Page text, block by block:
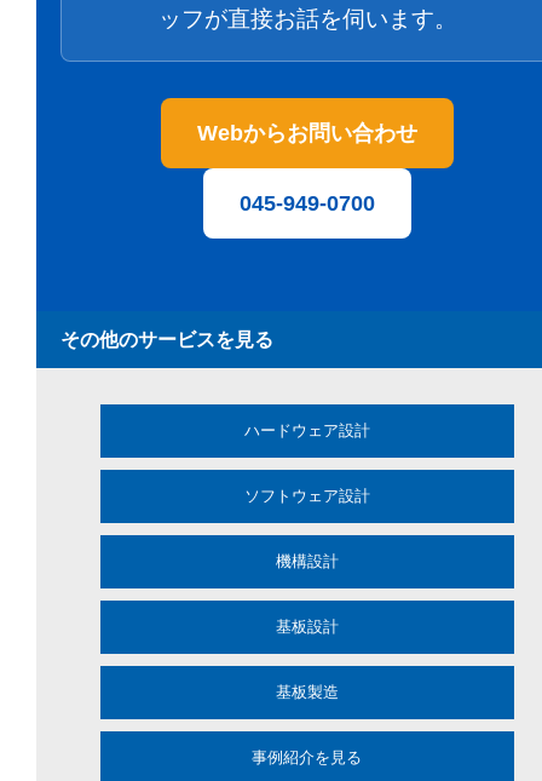
ッフが直接お話を伺います。
Webからお問い合わせ
045-949-0700
その他のサービスを見る
ハードウェア設計
ソフトウェア設計
機構設計
基板設計
基板製造
事例紹介を見る